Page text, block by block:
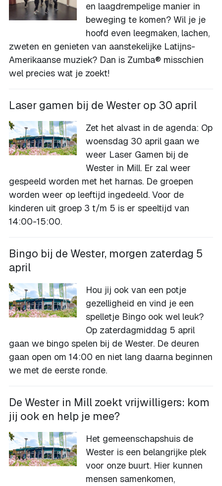
en laagdrempelige manier in
beweging te komen? Wil je je
hoofd even leegmaken, lachen,
zweten en genieten van aanstekelijke Latijns-
Amerikaanse muziek? Dan is Zumba® misschien
wel precies wat je zoekt!
Laser gamen bij de Wester op 30 april
Zet het alvast in de agenda: Op
woensdag 30 april gaan we
weer Laser Gamen bij de
Wester in Mill. Er zal weer
gespeeld worden met het harnas. De groepen
worden weer op leeftijd ingedeeld. Voor de
kinderen uit groep 3 t/m 5 is er speeltijd van
14:00-15:00.
Bingo bij de Wester, morgen zaterdag 5
april
Hou jij ook van een potje
gezelligheid en vind je een
spelletje Bingo ook wel leuk?
Op zaterdagmiddag 5 april
gaan we bingo spelen bij de Wester. De deuren
gaan open om 14:00 en niet lang daarna beginnen
we met de eerste ronde.
De Wester in Mill zoekt vrijwilligers: kom
jij ook en help je mee?
Het gemeenschapshuis de
Wester is een belangrijke plek
voor onze buurt. Hier kunnen
mensen samenkomen,